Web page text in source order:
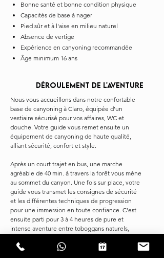
Bonne santé et bonne condition physique
Capacités de base à nager
Pied sûr et à l'aise en milieu naturel
Absence de vertige
Expérience en canyoning recommandée
Âge minimum 16 ans
DÉROULEMENT DE L'AVENTURE
Nous vous accueillons dans notre confortable
base de canyoning à Claro, équipée d'un
vestiaire sécurisé pour vos affaires, WC et
douche. Votre guide vous remet ensuite un
équipement de canyoning de haute qualité,
alliant sécurité, confort et style.
Après un court trajet en bus, une marche
agréable de 40 min. à travers la forêt vous mène
au sommet du canyon. Une fois sur place, votre
guide vous transmet les consignes de sécurité
et les différentes techniques de progression
pour une immersion en toute confiance. C’est
ensuite parti pour 3 à 4 heures de pure et
intense aventure entre toboggans naturels,
cadre naturel spectaculaire !